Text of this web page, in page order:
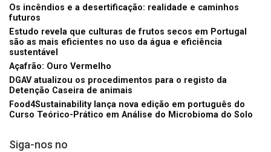
Os incêndios e a desertificação: realidade e caminhos
futuros
Estudo revela que culturas de frutos secos em Portugal
são as mais eficientes no uso da água e eficiência
sustentável
Açafrão: Ouro Vermelho
DGAV atualizou os procedimentos para o registo da
Detenção Caseira de animais
Food4Sustainability lança nova edição em português do
Curso Teórico-Prático em Análise do Microbioma do Solo
Siga-nos no